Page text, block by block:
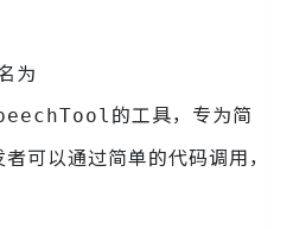
为
的工具，专为简
可以通过简单的代码调用，